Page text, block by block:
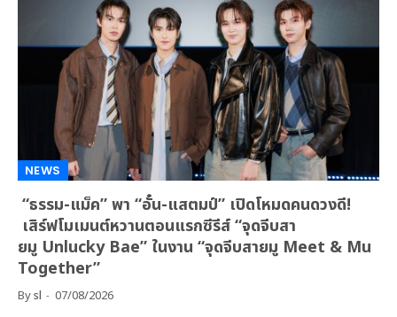
NEWS
“ธรรม-แม็ค” พา “อั๋น-แสตมป์” เปิดโหมดคนดวงดี!
เสิร์ฟโมเมนต์หวานตอนแรกซีรีส์ “จุดจีบสา
ยมู Unlucky Bae” ในงาน “จุดจีบสายมู Meet & Mu
Together”
Bysl 07/08/2026